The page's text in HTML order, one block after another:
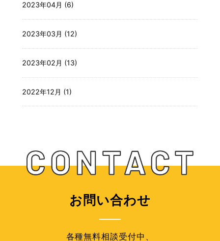
2023年04月 (6)
2023年03月 (12)
2023年02月 (13)
2022年12月 (1)
お問い合わせ
各種無料相談受付中、